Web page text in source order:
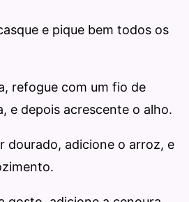
e pique bem todos os
refogue com um fio de
e depois acrescente o alho.
dourado, adicione o arroz, e